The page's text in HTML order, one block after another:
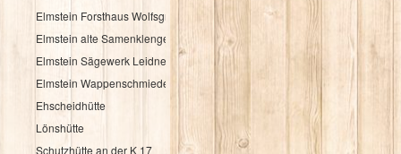
Elmstein Forsthaus Wolfsgrube
Elmstein alte Samenklenge
Elmstein Sägewerk Leidner
Elmstein Wappenschmiede
Ehscheidhütte
Lönshütte
Schutzhütte an der K 17